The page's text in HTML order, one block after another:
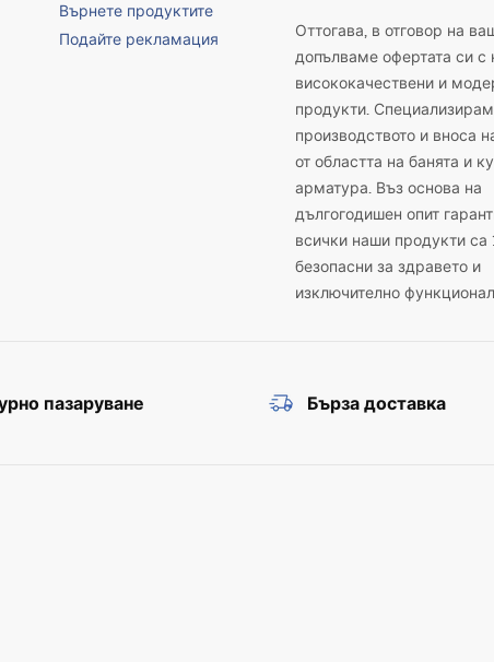
Върнете продуктите
Подайте рекламация
Оттогава, в отговор на
допълваме офертата си с
висококачествени и
продукти.
производството и вноса
от областта на банята и
арматура. Въз основа на
дългогодишен опит
всички наши продукти са
безопасни за здравето и
изключително
пазаруване Бърза доставка